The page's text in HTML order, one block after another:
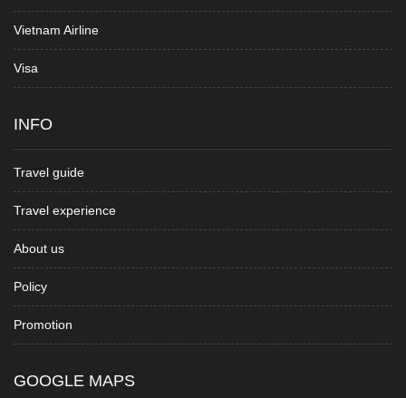
Vietnam Airline
Visa
INFO
Travel guide
Travel experience
About us
Policy
Promotion
GOOGLE MAPS